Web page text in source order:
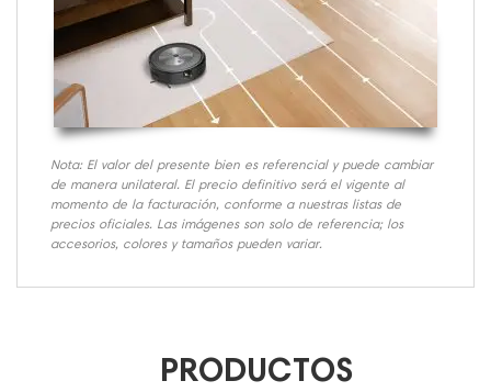
Nota: El valor del presente bien es referencial y puede cambiar
de manera unilateral. El precio definitivo será el vigente al
momento de la facturación, conforme a nuestras listas de
precios oficiales. Las imágenes son solo de referencia; los
accesorios, colores y tamaños pueden variar.
PRODUCTOS